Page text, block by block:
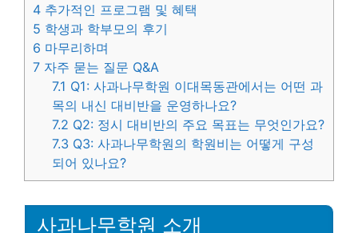
4 추가적인 프로그램 및 혜택
5 학생과 학부모의 후기
6 마무리하며
7 자주 묻는 질문 Q&A
7.1 Q1: 사과나무학원 이대목동관에서는 어떤 과
목의 내신 대비반을 운영하나요?
7.2 Q2: 정시 대비반의 주요 목표는 무엇인가요?
7.3 Q3: 사과나무학원의 학원비는 어떻게 구성
되어 있나요?
사과나무학원 소개